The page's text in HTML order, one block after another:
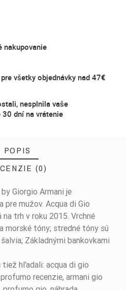
nakupovanie
všetky objednávky nad 47€
nesplnila vaše
dní na vrátenie
POPIS
(0)
Giorgio Armani je
pre mužov. Acqua di Gio
trh v roku 2015. Vrchné
morské tóny; stredné tóny sú
Základnými bankovkami
hľadali: acqua di gio
recenzie, armani gio
RECENZIU!